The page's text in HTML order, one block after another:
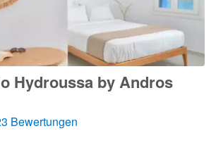
Hydroussa by Andros
Bewertungen